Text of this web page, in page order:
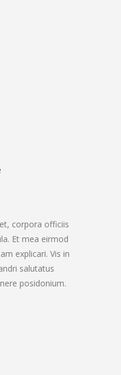
corpora officiis
Et mea eirmod
explicari. Vis in
salutatus
posidonium.